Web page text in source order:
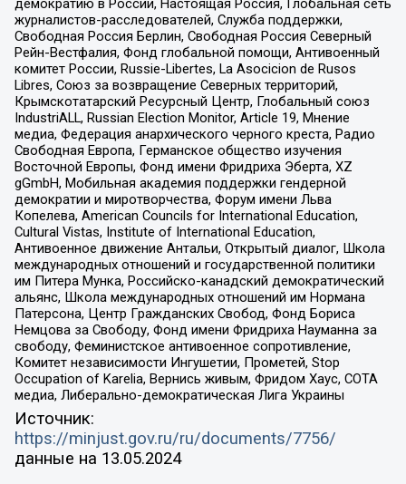
демократию в России, Настоящая Россия, Глобальная сеть
журналистов-расследователей, Служба поддержки,
Свободная Россия Берлин, Свободная Россия Северный
Рейн-Вестфалия, Фонд глобальной помощи, Антивоенный
комитет России, Russie-Libertes, La Asocicion de Rusos
Libres, Союз за возвращение Северных территорий,
Крымскотатарский Ресурсный Центр, Глобальный союз
IndustriALL, Russian Election Monitor, Article 19, Мнение
медиа, Федерация анархического черного креста, Радио
Свободная Европа, Германское общество изучения
Восточной Европы, Фонд имени Фридриха Эберта, XZ
gGmbH, Мобильная академия поддержки гендерной
демократии и миротворчества, Форум имени Льва
Копелева, American Councils for International Education,
Cultural Vistas, Institute of International Education,
Антивоенное движение Антальи, Открытый диалог, Школа
международных отношений и государственной политики
им Питера Мунка, Российско-канадский демократический
альянс, Школа международных отношений им Нормана
Патерсона, Центр Гражданских Свобод, Фонд Бориса
Немцова за Свободу, Фонд имени Фридриха Науманна за
свободу, Феминистское антивоенное сопротивление,
Комитет независимости Ингушетии, Прометей, Stop
Occupation of Karelia, Вернись живым, Фридом Хаус, СОТА
медиа, Либерально-демократическая Лига Украины
Источник:
https://minjust.gov.ru/ru/documents/7756/
данные на 13.05.2024